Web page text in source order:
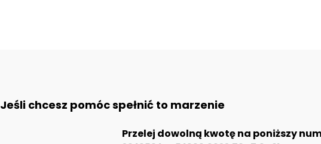
Jeśli chcesz pomóc spełnić to marzenie
Przelej dowolną kwotę na poniższy